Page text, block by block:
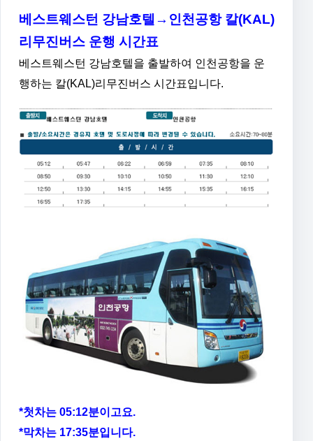
베스트웨스턴 강남호텔→인천공항 칼(KAL)
리무진버스 운행 시간표
베스트웨스턴 강남호텔을 출발하여 인천공항을 운
행하는 칼(KAL)리무진버스 시간표입니다.
*첫차는 05:12분이고요.
*막차는 17:35분입니다.